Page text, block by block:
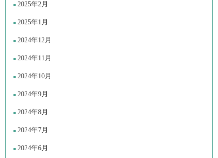
2025年2月
2025年1月
2024年12月
2024年11月
2024年10月
2024年9月
2024年8月
2024年7月
2024年6月